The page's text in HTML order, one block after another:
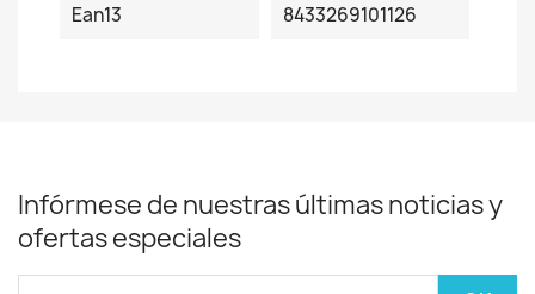
Ean13
8433269101126
Infórmese de nuestras últimas noticias y
ofertas especiales